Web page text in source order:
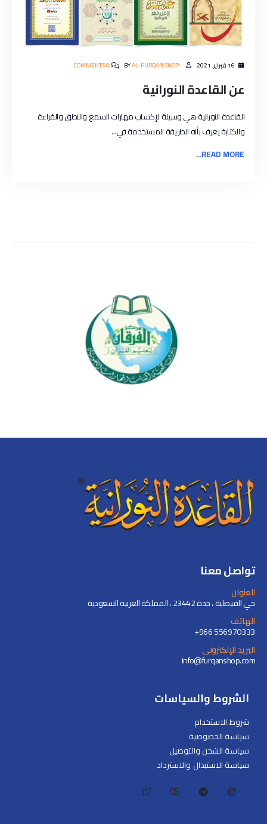
16 فبراير، 2021 BYAL-FURQAN SHOP
0 COMMENTS
عن القاعدة النورانية
القاعدة النورانية هي وسيلة لإكساب مهارات السمع والنطق والقراءة
والكتابة يعرف بأنه الطريقة المستخدمة في...
READ MORE...
تواصل معنا
العنوان
حي الفيصلية ، جدة 23442 ، المملكة العربية السعودية
الهاتف
+966 556970333
البريد الإلكترونى
info@furqanshop.com
الشروط والسياسات
شروط الاستخدام
سياسة الخصوصية
سياسة الشحن والتوصيل
سياسة الاستبدال والاسترداد